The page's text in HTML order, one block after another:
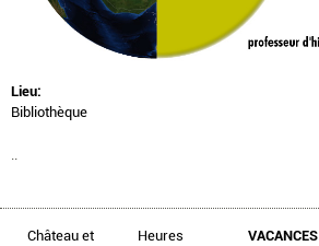
Lieu:
Bibliothèque
Château et Heures VACANCES